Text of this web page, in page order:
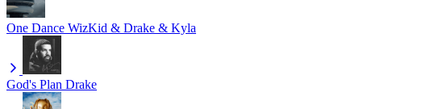
One Dance WizKid & Drake & Kyla
God's Plan Drake